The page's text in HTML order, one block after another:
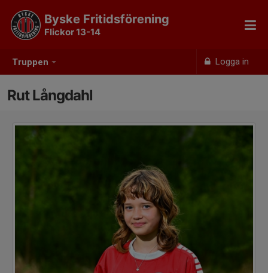
Truppen Logga in
Byske Fritidsförening
Flickor 13-14
Rut Långdahl